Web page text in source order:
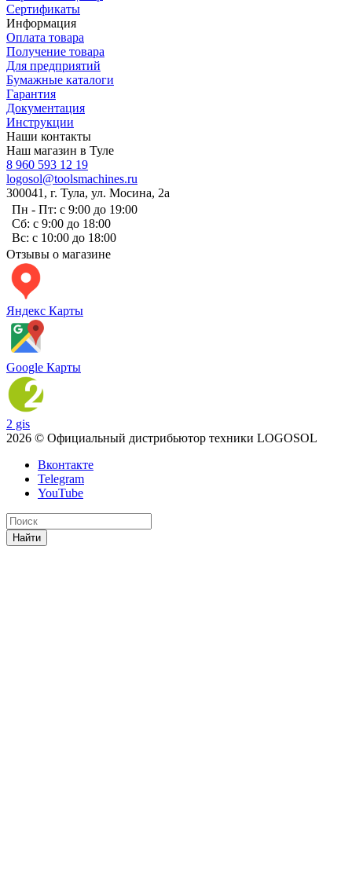
Сертификаты
Информация
Оплата товара
Получение товара
Для предприятий
Бумажные каталоги
Гарантия
Документация
Инструкции
Наши контакты
Наш магазин в Туле
8 960 593 12 19
logosol@toolsmachines.ru
300041, г. Тула, ул. Мосина, 2а
Пн - Пт: с 9:00 до 19:00
Сб: с 9:00 до 18:00
Вс: с 10:00 до 18:00
Отзывы о магазине
Яндекс Карты
Google Карты
2 gis
2026 © Официальный дистрибьютор техники LOGOSOL
Вконтакте
Telegram
YouTube
Найти